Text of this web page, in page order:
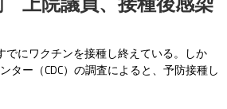
にワクチンを接種し終えている。しか
ター（CDC）の調査によると、予防接種し